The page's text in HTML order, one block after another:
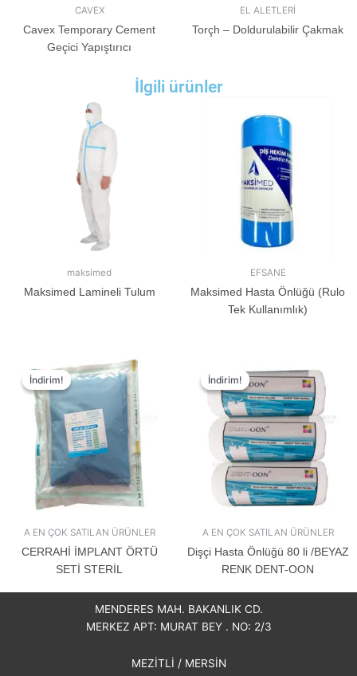
CAVEX
Cavex Temporary Cement
Geçici Yapıştırıcı
EL ALETLERİ
Torçh – Doldurulabilir Çakmak
İlgili ürünler
maksimed
Maksimed Lamineli Tulum
EFSANE
Maksimed Hasta Önlüğü (Rulo
Tek Kullanımlık)
İndirim!
İndirim!
A EN ÇOK SATILAN ÜRÜNLER
CERRAHİ İMPLANT ÖRTÜ
SETİ STERİL
İndirim!
İndirim!
A EN ÇOK SATILAN ÜRÜNLER
Dişçi Hasta Önlüğü 80 li /BEYAZ
RENK DENT-OON
MENDERES MAH. BAKANLIK CD.
MERKEZ APT: MURAT BEY . NO: 2/3
MEZİTLİ / MERSİN